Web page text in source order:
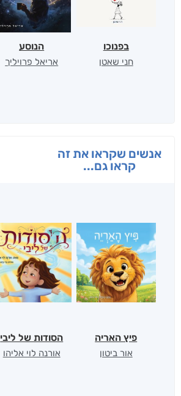
בפנוכו
חני שאטן
הנוסע
אריאל פרויליך
אנשים שקראו את זה
קראו גם...
פיץ האריה
אור ביטון
הסודות של ליבי
אורנה לוי אליהו